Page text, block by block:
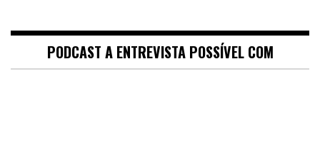
PODCAST A ENTREVISTA POSSÍVEL COM